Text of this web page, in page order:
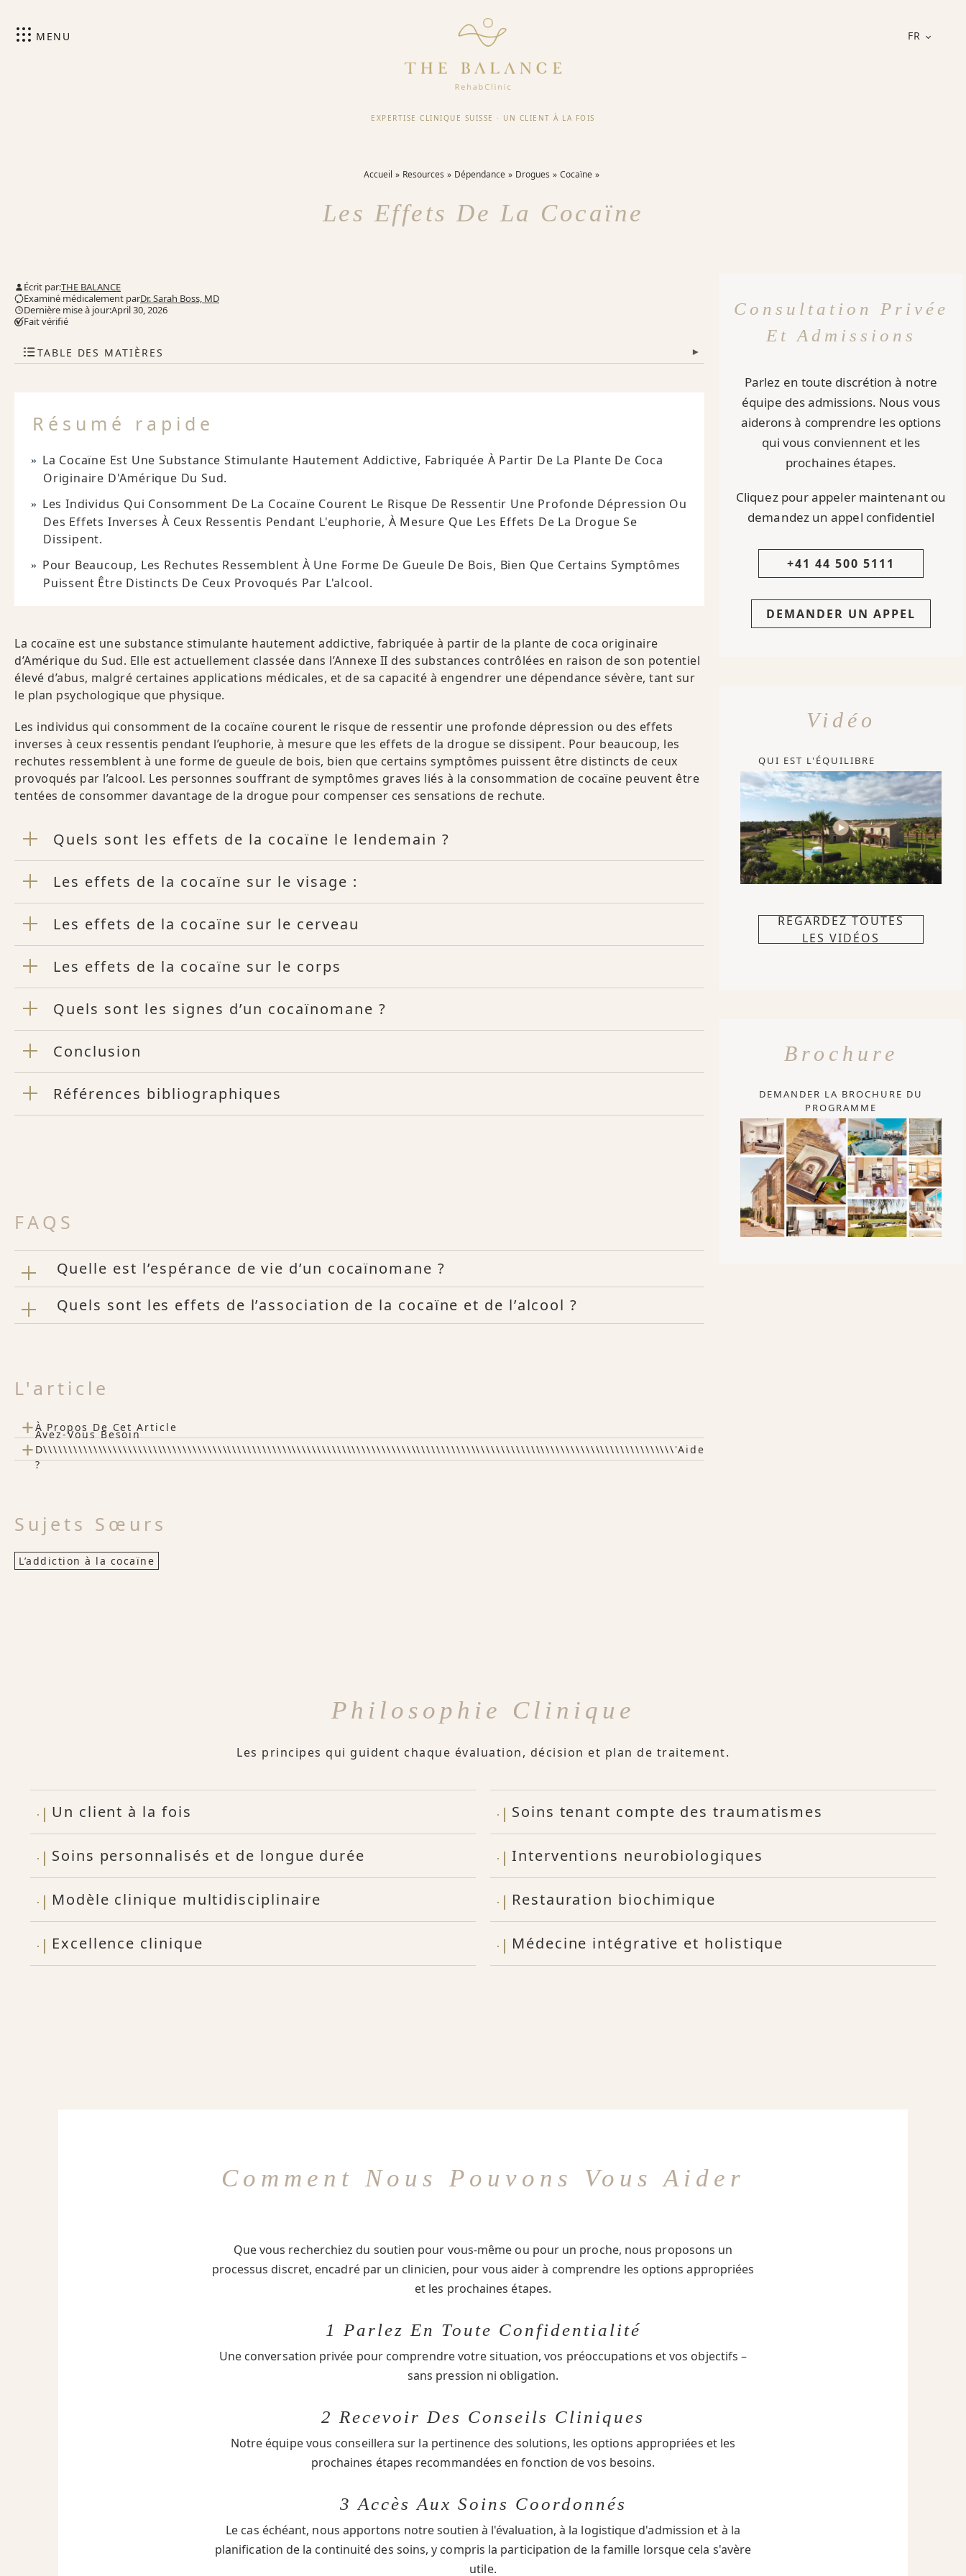
FR
MENU
EXPERTISE CLINIQUE SUISSE · UN CLIENT À LA FOIS
Accueil Resources Dépendance Drogues Cocaïne
Les Effets De La Cocaïne
Écrit par:THE BALANCE
Examiné médicalement parDr. Sarah Boss, MD
Dernière mise à jour:April 30, 2026
Fait vérifié
TABLE DES MATIÈRES ▾
Résumé rapide
La Cocaïne Est Une Substance Stimulante Hautement Addictive, Fabriquée À Partir De La Plante De Coca
Originaire D'Amérique Du Sud.
Les Individus Qui Consomment De La Cocaïne Courent Le Risque De Ressentir Une Profonde Dépression Ou
Des Effets Inverses À Ceux Ressentis Pendant L'euphorie, À Mesure Que Les Effets De La Drogue Se
Dissipent.
Pour Beaucoup, Les Rechutes Ressemblent À Une Forme De Gueule De Bois, Bien Que Certains Symptômes
Puissent Être Distincts De Ceux Provoqués Par L'alcool.
La cocaïne est une substance stimulante hautement addictive, fabriquée à partir de la plante de coca originaire
d’Amérique du Sud. Elle est actuellement classée dans l’Annexe II des substances contrôlées en raison de son potentiel
élevé d’abus, malgré certaines applications médicales, et de sa capacité à engendrer une dépendance sévère, tant sur
le plan psychologique que physique.
Les individus qui consomment de la cocaïne courent le risque de ressentir une profonde dépression ou des effets
inverses à ceux ressentis pendant l’euphorie, à mesure que les effets de la drogue se dissipent. Pour beaucoup, les
rechutes ressemblent à une forme de gueule de bois, bien que certains symptômes puissent être distincts de ceux
provoqués par l’alcool. Les personnes souffrant de symptômes graves liés à la consommation de cocaïne peuvent être
tentées de consommer davantage de la drogue pour compenser ces sensations de rechute.
Quels sont les effets de la cocaïne le lendemain ?
Les effets de la cocaïne sur le visage :
Les effets de la cocaïne sur le cerveau
Les effets de la cocaïne sur le corps
Quels sont les signes d’un cocaïnomane ?
Conclusion
Références bibliographiques
FAQS
Quelle est l’espérance de vie d’un cocaïnomane ?
Quels sont les effets de l’association de la cocaïne et de l’alcool ?
L'article
+À Propos De Cet Article
+
Avez-Vous Besoin
D\\\\\\\\\\\\\\\\\\\\\\\\\\\\\\\\\\\\\\\\\\\\\\\\\\\\\\\\\\\\\\\\\\\\\\\\\\\\\\\\\\\\\\\\\\\\\\\\\\\\\\\\\\\\\\\\\\\\\\\\\\\\\\\'aide
?
Sujets Sœurs
L’addiction à la cocaïne
Consultation Privée
Et Admissions
Parlez en toute discrétion à notre
équipe des admissions. Nous vous
aiderons à comprendre les options
qui vous conviennent et les
prochaines étapes.
Cliquez pour appeler maintenant ou
demandez un appel confidentiel
+41 44 500 5111
DEMANDER UN APPEL
Vidéo
QUI EST L'ÉQUILIBRE
REGARDEZ TOUTES
LES VIDÉOS
Brochure
DEMANDER LA BROCHURE DU
PROGRAMME
Philosophie Clinique
Les principes qui guident chaque évaluation, décision et plan de traitement.
Un client à la fois
Soins personnalisés et de longue durée
Modèle clinique multidisciplinaire
Excellence clinique
Soins tenant compte des traumatismes
Interventions neurobiologiques
Restauration biochimique
Médecine intégrative et holistique
Comment Nous Pouvons Vous Aider
Que vous recherchiez du soutien pour vous-même ou pour un proche, nous proposons un
processus discret, encadré par un clinicien, pour vous aider à comprendre les options appropriées
et les prochaines étapes.
1 Parlez En Toute Confidentialité
Une conversation privée pour comprendre votre situation, vos préoccupations et vos objectifs –
sans pression ni obligation.
2 Recevoir Des Conseils Cliniques
Notre équipe vous conseillera sur la pertinence des solutions, les options appropriées et les
prochaines étapes recommandées en fonction de vos besoins.
3 Accès Aux Soins Coordonnés
Le cas échéant, nous apportons notre soutien à l'évaluation, à la logistique d'admission et à la
planification de la continuité des soins, y compris la participation de la famille lorsque cela s'avère
utile.